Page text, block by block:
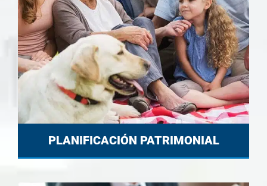
PLANIFICACIÓN PATRIMONIAL